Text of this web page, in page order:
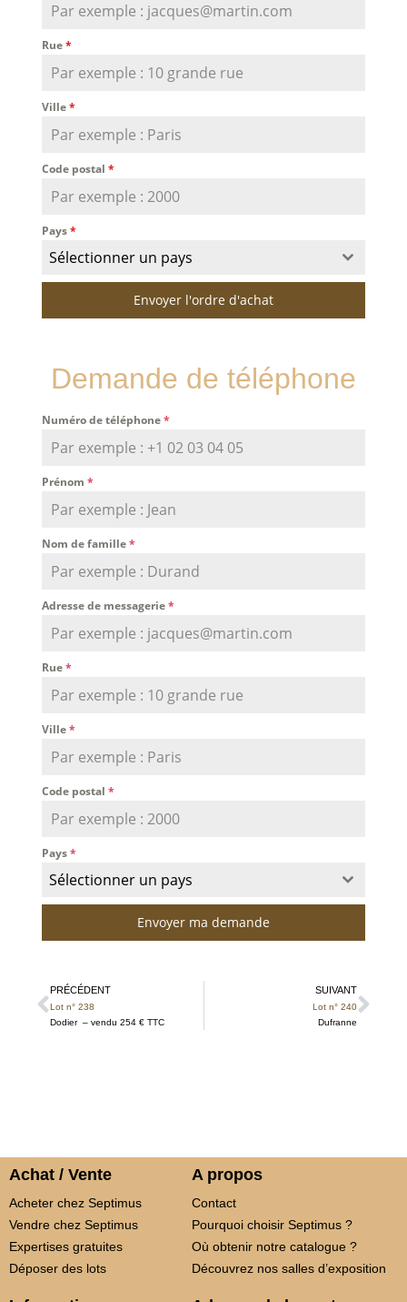
Rue*
Ville*
Code postal *
Pays*
Sélectionner un pays
Envoyer l'ordre d'achat
Demande de téléphone
Numéro de téléphone*
Prénom *
Nom de famille*
Adresse de messagerie*
Rue*
Ville*
Code postal *
Pays*
Sélectionner un pays
Envoyer ma demande
PRÉCÉDENT
Lot n° 238
Dodier – vendu 254 € TTC
SUIVANT
Lot n° 240
Dufranne
Achat / Vente
Acheter chez Septimus
Vendre chez Septimus
Expertises gratuites
Déposer des lots
A propos
Contact
Pourquoi choisir Septimus ?
Où obtenir notre catalogue ?
Découvrez nos salles d’exposition